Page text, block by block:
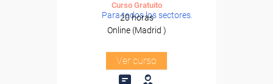
Para todos los sectores.
Curso Gratuito
20 horas
Online (Madrid )
Ver curso